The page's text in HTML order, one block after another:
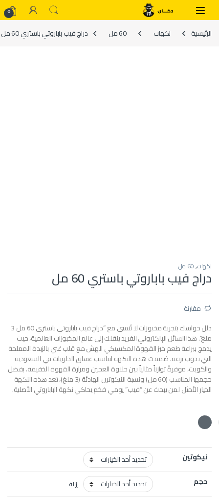
Skip to navigation
Skip to content
0
الرئيسية نكهات 60 مل دراج فيب باباروتي باستري 60 مل
نكهات,60 مل
دراج فيب باباروتي باستري 60 مل
مقارنة
دلل حواسك بتجربة مخبوزات لا تُنسى مع “دراج فيب باباروتي باستري 60 مل 3
ملغ”. هذا السائل الإلكتروني الفريد ينقلك إلى عالم المخبوزات العالمية، حيث
يدمج ببراعة طعم خبز القهوة المكسيكي الهش مع قلب غني بالزبدة المملحة
التي تذوب برقة. صُممت هذه النكهة لتناسب عشاق الحلويات في السعودية
والكويت، موفرةً توازناً مثالياً بين حلاوة العجين ومرارة القهوة الخفيفة. بفضل
حجمها المناسب (60 مل) ونسبة النيكوتين الهادئة (3 ملغ)، تعد هذه النكهة
الخيار الأمثل لمن يبحث عن “فيب” يومي فخم يحاكي نكهة الباباروتي الأصلية.
نيكوتين
حجم
إزالة